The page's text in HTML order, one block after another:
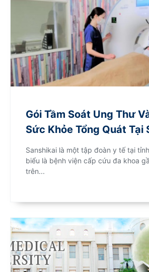
Gói Tầm Soát Ung Thư
Sức Khỏe Tổng Quát Tại
Sanshikai là một tập đoàn y tế tại
biểu là bệnh viện cấp cứu đa khoa
trên...